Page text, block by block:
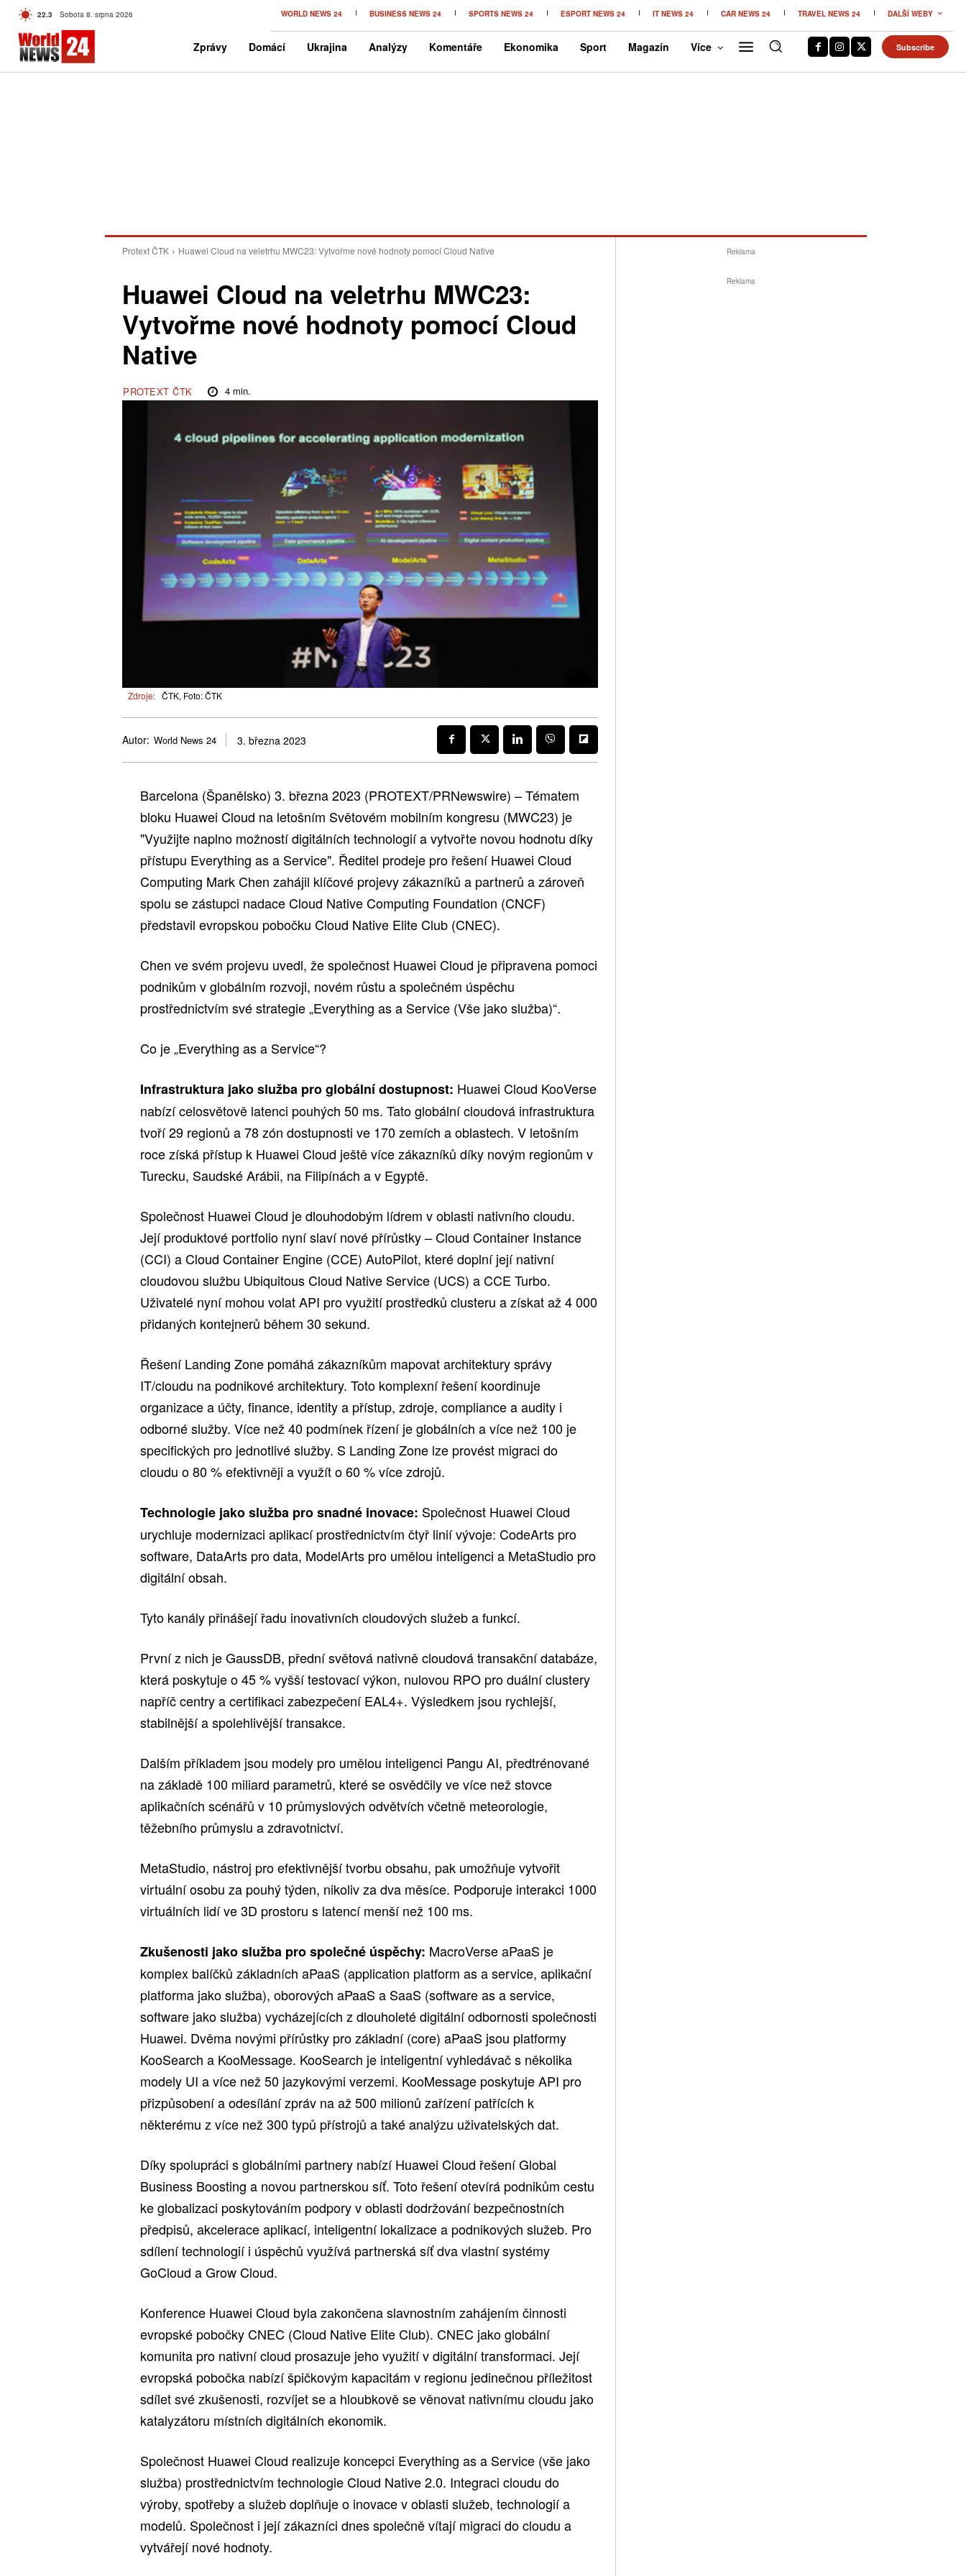
22.3 C Czech
Sobota 8. srpna 2026 WORLD NEWS 24 BUSINESS NEWS 24 SPORTS NEWS 24 ESPORT NEWS 24 IT NEWS 24 CAR NEWS 24 TRAVEL NEWS 24 DALŠÍ WEBY
Zprávy Domácí Ukrajina Analýzy Komentáře Ekonomika Sport Magazín Více Subscribe
Protext ČTK Huawei Cloud na veletrhu MWC23: Vytvořme nové hodnoty pomocí Cloud Native
Huawei Cloud na veletrhu MWC23:
Vytvořme nové hodnoty pomocí Cloud
Native
PROTEXT ČTK 4min.
Zdroje: ČTK, Foto: ČTK
Autor: World News 24 3. března 2023
Barcelona (Španělsko) 3. března 2023 (PROTEXT/PRNewswire) – Tématem
bloku Huawei Cloud na letošním Světovém mobilním kongresu (MWC23) je
"Využijte naplno možností digitálních technologií a vytvořte novou hodnotu díky
přístupu Everything as a Service". Ředitel prodeje pro řešení Huawei Cloud
Computing Mark Chen zahájil klíčové projevy zákazníků a partnerů a zároveň
spolu se zástupci nadace Cloud Native Computing Foundation (CNCF)
představil evropskou pobočku Cloud Native Elite Club (CNEC).
Chen ve svém projevu uvedl, že společnost Huawei Cloud je připravena pomoci
podnikům v globálním rozvoji, novém růstu a společném úspěchu
prostřednictvím své strategie „Everything as a Service (Vše jako služba)“.
Co je „Everything as a Service“?
Infrastruktura jako služba pro globální dostupnost: Huawei Cloud KooVerse
nabízí celosvětově latenci pouhých 50 ms. Tato globální cloudová infrastruktura
tvoří 29 regionů a 78 zón dostupnosti ve 170 zemích a oblastech. V letošním
roce získá přístup k Huawei Cloud ještě více zákazníků díky novým regionům v
Turecku, Saudské Arábii, na Filipínách a v Egyptě.
Společnost Huawei Cloud je dlouhodobým lídrem v oblasti nativního cloudu.
Její produktové portfolio nyní slaví nové přírůstky – Cloud Container Instance
(CCI) a Cloud Container Engine (CCE) AutoPilot, které doplní její nativní
cloudovou službu Ubiquitous Cloud Native Service (UCS) a CCE Turbo.
Uživatelé nyní mohou volat API pro využití prostředků clusteru a získat až 4 000
přidaných kontejnerů během 30 sekund.
Řešení Landing Zone pomáhá zákazníkům mapovat architektury správy
IT/cloudu na podnikové architektury. Toto komplexní řešení koordinuje
organizace a účty, finance, identity a přístup, zdroje, compliance a audity i
odborné služby. Více než 40 podmínek řízení je globálních a více než 100 je
specifických pro jednotlivé služby. S Landing Zone lze provést migraci do
cloudu o 80 % efektivněji a využít o 60 % více zdrojů.
Technologie jako služba pro snadné inovace: Společnost Huawei Cloud
urychluje modernizaci aplikací prostřednictvím čtyř linií vývoje: CodeArts pro
software, DataArts pro data, ModelArts pro umělou inteligenci a MetaStudio pro
digitální obsah.
Tyto kanály přinášejí řadu inovativních cloudových služeb a funkcí.
První z nich je GaussDB, přední světová nativně cloudová transakční databáze,
která poskytuje o 45 % vyšší testovací výkon, nulovou RPO pro duální clustery
napříč centry a certifikaci zabezpečení EAL4+. Výsledkem jsou rychlejší,
stabilnější a spolehlivější transakce.
Dalším příkladem jsou modely pro umělou inteligenci Pangu AI, předtrénované
na základě 100 miliard parametrů, které se osvědčily ve více než stovce
aplikačních scénářů v 10 průmyslových odvětvích včetně meteorologie,
těžebního průmyslu a zdravotnictví.
MetaStudio, nástroj pro efektivnější tvorbu obsahu, pak umožňuje vytvořit
virtuální osobu za pouhý týden, nikoliv za dva měsíce. Podporuje interakci 1000
virtuálních lidí ve 3D prostoru s latencí menší než 100 ms.
Zkušenosti jako služba pro společné úspěchy: MacroVerse aPaaS je
komplex balíčků základních aPaaS (application platform as a service, aplikační
platforma jako služba), oborových aPaaS a SaaS (software as a service,
software jako služba) vycházejících z dlouholeté digitální odbornosti společnosti
Huawei. Dvěma novými přírůstky pro základní (core) aPaaS jsou platformy
KooSearch a KooMessage. KooSearch je inteligentní vyhledávač s několika
modely UI a více než 50 jazykovými verzemi. KooMessage poskytuje API pro
přizpůsobení a odesílání zpráv na až 500 milionů zařízení patřících k
některému z více než 300 typů přístrojů a také analýzu uživatelských dat.
Díky spolupráci s globálními partnery nabízí Huawei Cloud řešení Global
Business Boosting a novou partnerskou síť. Toto řešení otevírá podnikům cestu
ke globalizaci poskytováním podpory v oblasti dodržování bezpečnostních
předpisů, akcelerace aplikací, inteligentní lokalizace a podnikových služeb. Pro
sdílení technologií i úspěchů využívá partnerská síť dva vlastní systémy
GoCloud a Grow Cloud.
Konference Huawei Cloud byla zakončena slavnostním zahájením činnosti
evropské pobočky CNEC (Cloud Native Elite Club). CNEC jako globální
komunita pro nativní cloud prosazuje jeho využití v digitální transformaci. Její
evropská pobočka nabízí špičkovým kapacitám v regionu jedinečnou příležitost
sdílet své zkušenosti, rozvíjet se a hloubkově se věnovat nativnímu cloudu jako
katalyzátoru místních digitálních ekonomik.
Společnost Huawei Cloud realizuje koncepci Everything as a Service (vše jako
služba) prostřednictvím technologie Cloud Native 2.0. Integraci cloudu do
výroby, spotřeby a služeb doplňuje o inovace v oblasti služeb, technologií a
modelů. Společnost i její zákazníci dnes společně vítají migraci do cloudu a
vytvářejí nové hodnoty.
Reklama
Reklama